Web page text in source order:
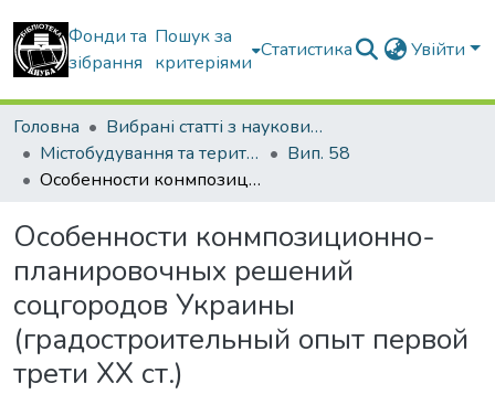
Фонди та
зібрання
Пошук за
критеріями
Статистика Увійти
Головна
Вибрані статті з наукових збірників КНУБА
Містобудування та територіальне планування
Вип. 58
Особенности конмпозиционно-планировочных решений соцгородов Украины (градостроительный опыт первой трети ХХ ст.)
Особенности конмпозиционно-
планировочных решений
соцгородов Украины
(градостроительный опыт первой
трети ХХ ст.)